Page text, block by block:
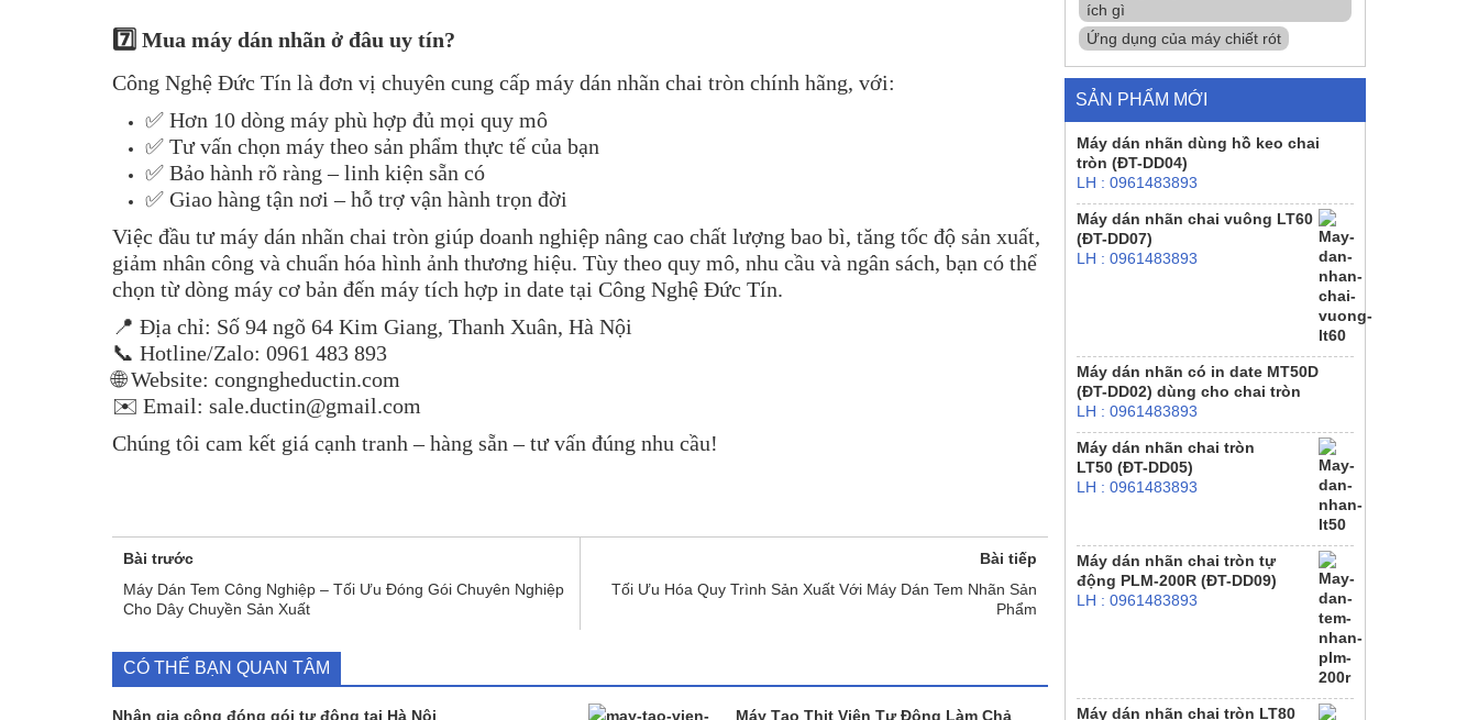
7️⃣ Mua máy dán nhãn ở đâu uy tín?
Công Nghệ Đức Tín là đơn vị chuyên cung cấp máy dán nhãn chai tròn chính hãng, với:
✅ Hơn 10 dòng máy phù hợp đủ mọi quy mô
✅ Tư vấn chọn máy theo sản phẩm thực tế của bạn
✅ Bảo hành rõ ràng – linh kiện sẵn có
✅ Giao hàng tận nơi – hỗ trợ vận hành trọn đời
Việc đầu tư máy dán nhãn chai tròn giúp doanh nghiệp nâng cao chất lượng bao bì, tăng tốc độ sản xuất,
giảm nhân công và chuẩn hóa hình ảnh thương hiệu. Tùy theo quy mô, nhu cầu và ngân sách, bạn có thể
chọn từ dòng máy cơ bản đến máy tích hợp in date tại Công Nghệ Đức Tín.
📍 Địa chỉ: Số 94 ngõ 64 Kim Giang, Thanh Xuân, Hà Nội
📞 Hotline/Zalo: 0961 483 893
🌐 Website: congngheductin.com
✉️ Email: sale.ductin@gmail.com
Chúng tôi cam kết giá cạnh tranh – hàng sẵn – tư vấn đúng nhu cầu!
Bài trước
Máy Dán Tem Công Nghiệp – Tối Ưu Đóng Gói Chuyên Nghiệp
Cho Dây Chuyền Sản Xuất
Bài tiếp
Tối Ưu Hóa Quy Trình Sản Xuất Với Máy Dán Tem Nhãn Sản
Phẩm
CÓ THỂ BẠN QUAN TÂM
Nhận gia công đóng gói tự động tại Hà Nội Máy Tạo Thịt Viên Tự Động Làm Chả
ích gì
Ứng dụng của máy chiết rót
SẢN PHẨM MỚI
Máy dán nhãn dùng hồ keo chai
tròn (ĐT-DD04)
LH : 0961483893
Máy dán nhãn chai vuông LT60
(ĐT-DD07)
LH : 0961483893
Máy dán nhãn có in date MT50D
(ĐT-DD02) dùng cho chai tròn
LH : 0961483893
Máy dán nhãn chai tròn
LT50 (ĐT-DD05)
LH : 0961483893
Máy dán nhãn chai tròn tự
động PLM-200R (ĐT-DD09)
LH : 0961483893
Máy dán nhãn chai tròn LT80